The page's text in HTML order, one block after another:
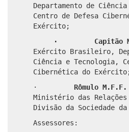
Departamento de
Centro de Defesa
Exército;
· Capitão Max
Exército Brasileiro,
Ciência e Tecnologia,
Cibernética do
· Rômulo
Ministério das
Divisão da Sociedade
Assessores: